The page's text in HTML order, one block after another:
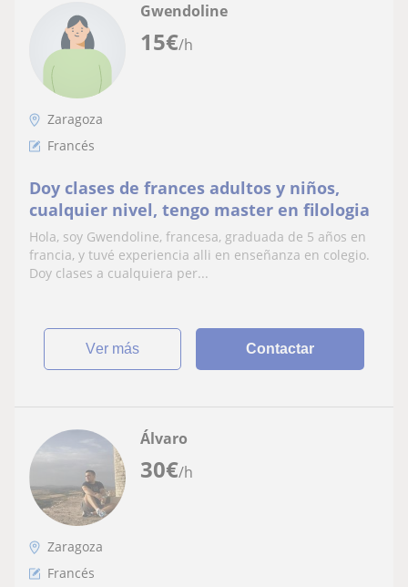
15€/h
Gwendoline
Zaragoza
Francés
Doy clases de frances adultos y niños,
cualquier nivel, tengo master en filologia
Hola, soy Gwendoline, francesa, graduada de 5 años en
francia, y tuvé experiencia alli en enseñanza en colegio.
Doy clases a cualquiera per...
ver más Contactar
30€/h
Álvaro
Zaragoza
Francés